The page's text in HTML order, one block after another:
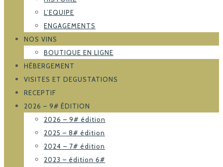
L’EQUIPE
ENGAGEMENTS
NOS VINS
BOUTIQUE EN LIGNE
HÉBERGEMENT
VISITES ET DEGUSTATIONS
RECEPTIF
2026 – 9# ÉDITION
2026 – 9# édition
2025 – 8# édition
2024 – 7# édition
2023 – édition 6#